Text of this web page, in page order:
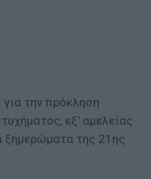
την πρόκληση
εξ' αμελείας
ξημερώματα της 21ης